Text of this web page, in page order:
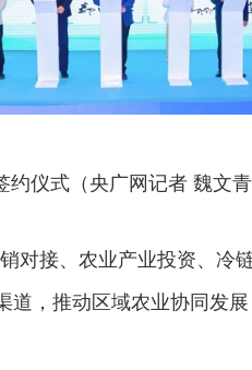
约仪式（央广网记者 魏文青
对接、农业产业投资、冷
道，推动区域农业协同发